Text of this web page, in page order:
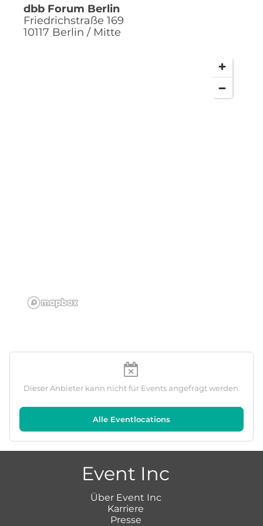
dbb Forum Berlin
Friedrichstraße 169
10117 Berlin / Mitte
Dieser Anbieter kann nicht für Events angefragt werden.
Alle Eventlocations
Event Inc
Über Event Inc
Karriere
Presse